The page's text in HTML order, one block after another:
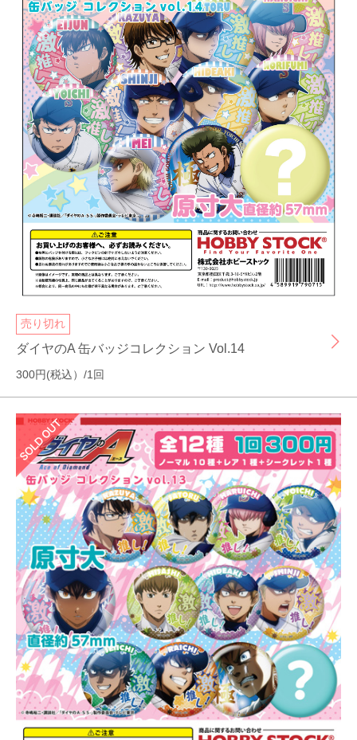
売り切れ
ダイヤのA 缶バッジコレクション Vol.14
300円(税込）/1回